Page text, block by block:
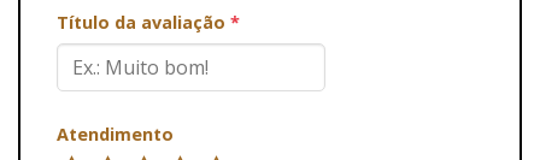
Título da avaliação *
Atendimento